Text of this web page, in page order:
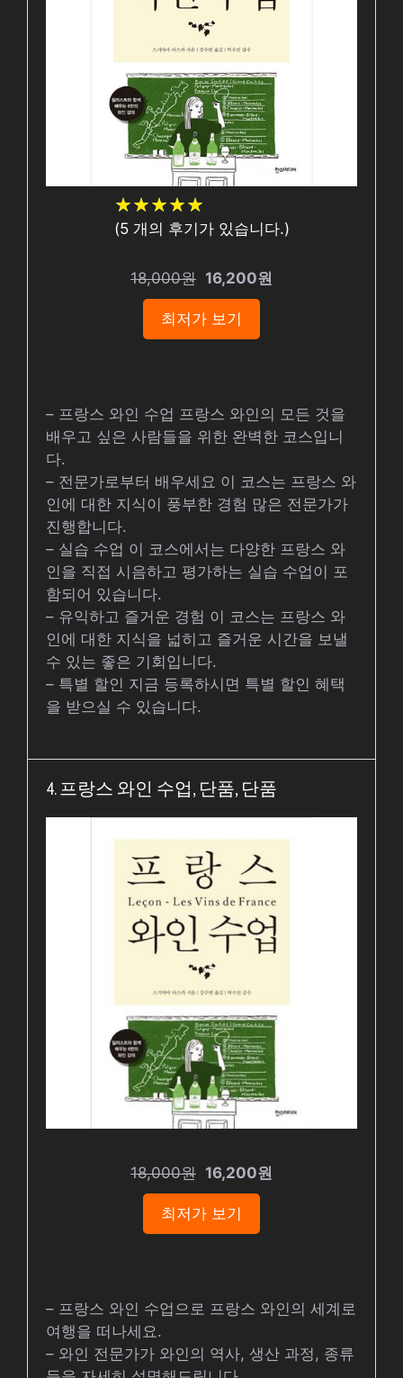
★★★★★
★★★★★
(5개의 후기가 있습니다.)
18,000원 16,200원
최저가 보기
– 프랑스 와인 수업 프랑스 와인의 모든 것을
배우고 싶은 사람들을 위한 완벽한 코스입니
다.
– 전문가로부터 배우세요 이 코스는 프랑스 와
인에 대한 지식이 풍부한 경험 많은 전문가가
진행합니다.
– 실습 수업 이 코스에서는 다양한 프랑스 와
인을 직접 시음하고 평가하는 실습 수업이 포
함되어 있습니다.
– 유익하고 즐거운 경험 이 코스는 프랑스 와
인에 대한 지식을 넓히고 즐거운 시간을 보낼
수 있는 좋은 기회입니다.
– 특별 할인 지금 등록하시면 특별 할인 혜택
을 받으실 수 있습니다.
4. 프랑스 와인 수업, 단품, 단품
18,000원 16,200원
최저가 보기
– 프랑스 와인 수업으로 프랑스 와인의 세계로
여행을 떠나세요.
– 와인 전문가가 와인의 역사, 생산 과정, 종류